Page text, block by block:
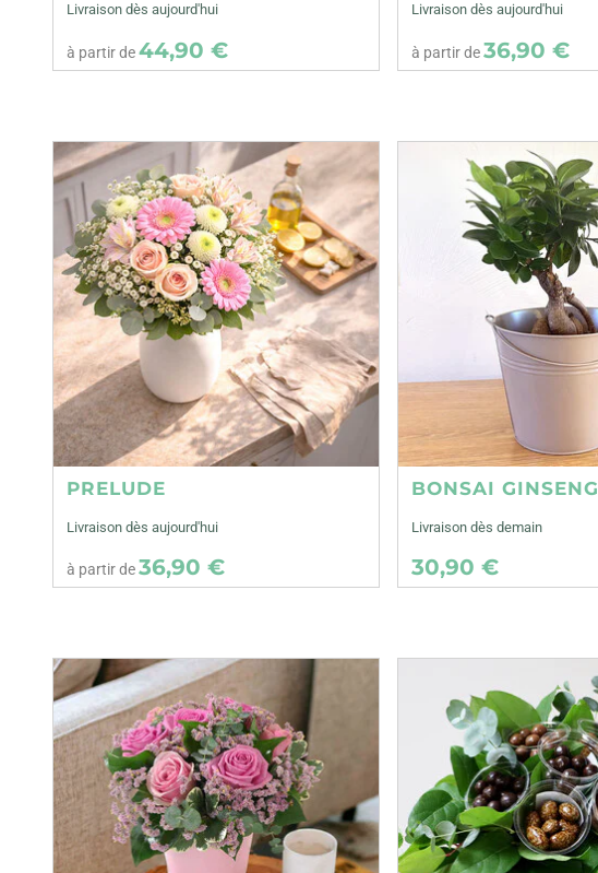
Livraison dès aujourd'hui
à partir de44,90 €
Livraison dès aujourd'hui
à partir de36,90 €
PRELUDE
Livraison dès aujourd'hui
à partir de36,90 €
BONSAI GINSENG
Livraison dès demain
30,90 €